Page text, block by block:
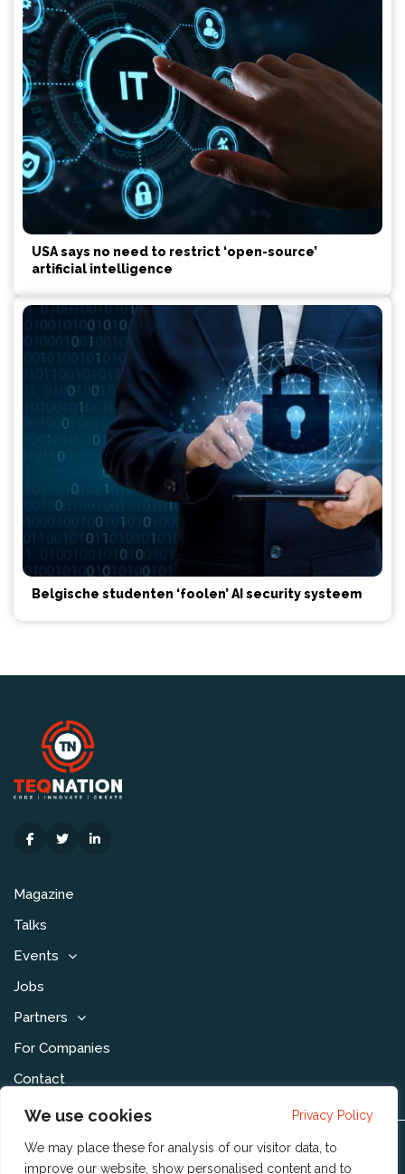
We use cookies Privacy Policy
We may place these for analysis of our visitor data, to
improve our website, show personalised content and to
USA says no need to restrict ‘open-source’
artificial intelligence
Belgische studenten ‘foolen’ AI security systeem
Magazine
Talks
Events
Jobs
Partners
For Companies
Contact
Disclaimer & Voorwaarden